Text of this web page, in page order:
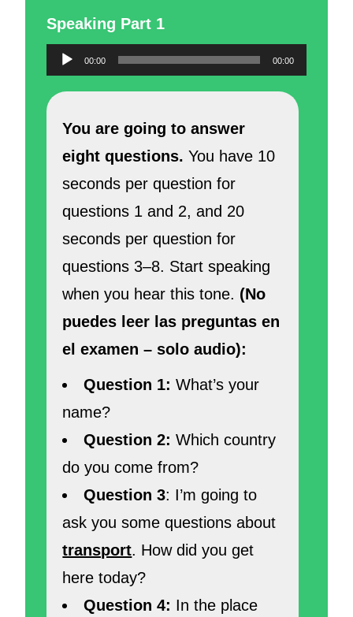
Speaking Part 1
Reproductor
de
audio
00:00 00:00
You are going to answer
eight questions. You have 10
seconds per question for
questions 1 and 2, and 20
seconds per question for
questions 3–8. Start speaking
when you hear this tone. (No
puedes leer las preguntas en
el examen – solo audio):
Question 1: What’s your
name?
Question 2: Which country
do you come from?
Question 3: I’m going to
ask you some questions about
transport. How did you get
here today?
Question 4: In the place